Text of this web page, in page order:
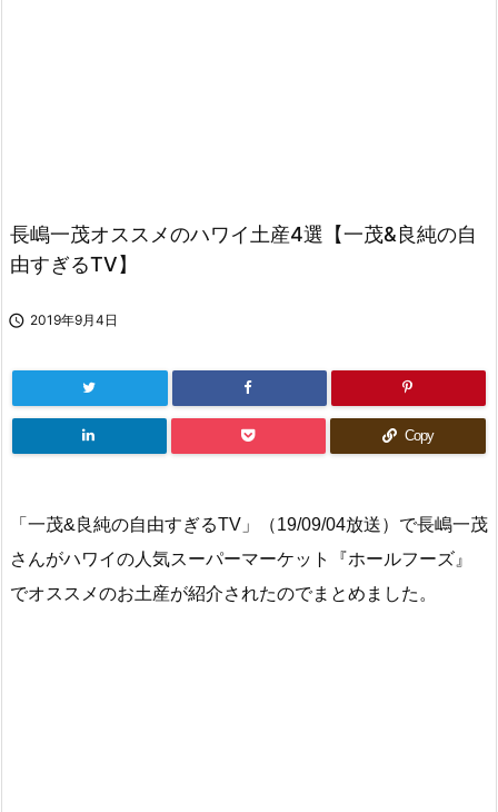
長嶋一茂オススメのハワイ土産4選【一茂&良純の自
由すぎるTV】
 2019年9月4日
Copy
「一茂&良純の自由すぎるTV」（19/09/04放送）で長嶋一茂
さんがハワイの人気スーパーマーケット『ホールフーズ』
でオススメのお土産が紹介されたのでまとめました。